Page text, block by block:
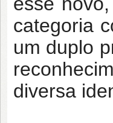
categoria
um duplo
diversa